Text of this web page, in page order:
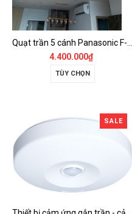
4.400.000₫
TÙY CHỌN
SALE